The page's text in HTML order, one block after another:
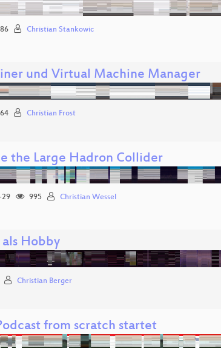
Christian Stankowic
und Virtual Machine Manager
Christian Frost
the Large Hadron Collider
29 995 Christian Wessel
Hobby
Christian Berger
from scratch startet